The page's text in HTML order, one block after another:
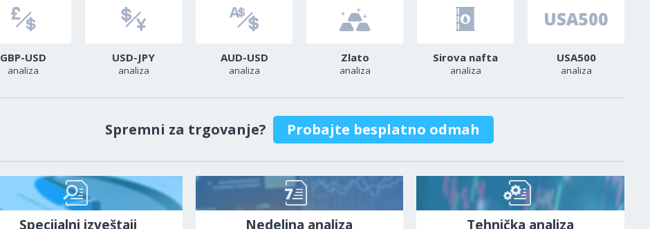
GBP-USD
analiza
USD-JPY
analiza
AUD-USD
analiza
Zlato
analiza
Sirova nafta
analiza
USA500
analiza
Spremni za trgovanje? Probajte besplatno odmah
Specijalni izveštaji Nedeljna analiza Tehnička analiza